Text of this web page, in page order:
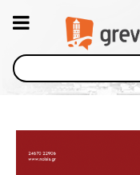
Αναζήτηση